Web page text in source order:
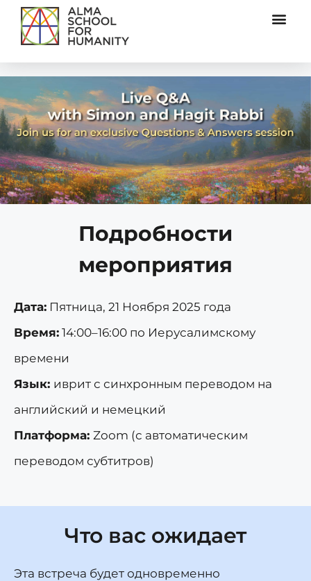
Подробности
мероприятия
Дата: Пятница, 21 Ноября 2025 года
Время: 14:00–16:00 по Иерусалимскому
времени
Язык: иврит с синхронным переводом на
английский и немецкий
Платформа: Zoom (с автоматическим
переводом субтитров)
Что вас ожидает
Эта встреча будет одновременно